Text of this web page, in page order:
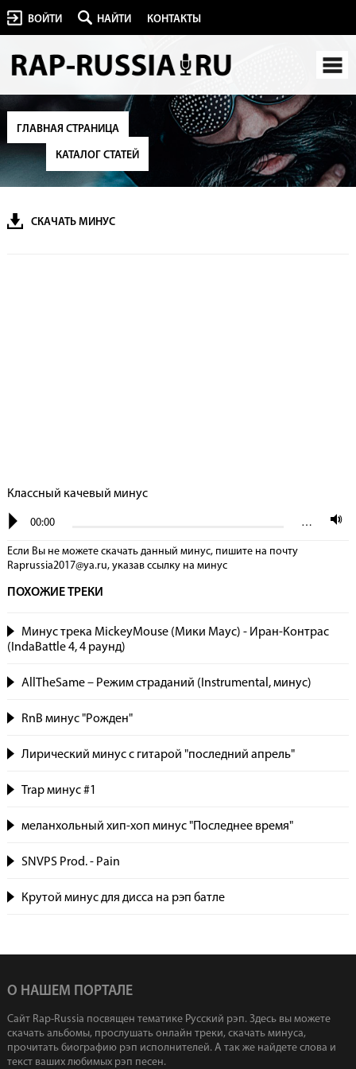
ВОЙТИ НАЙТИ КОНТАКТЫ
ГЛАВНАЯ СТРАНИЦА
КАТАЛОГ СТАТЕЙ
СКАЧАТЬ МИНУС
Классный качевый минус
00:00 …
Если Вы не можете скачать данный минус, пишите на почту
Raprussia2017@ya.ru, указав сcылку на минус
ПОХОЖИЕ ТРЕКИ
Минус трека MickeyMouse (Мики Маус) - Иран-Контрас
(IndaBattle 4, 4 раунд)
AllTheSame – Режим страданий (Instrumental, минус)
RnB минус "Рожден"
Лирический минус с гитарой "последний апрель"
Trap минус #1
меланхольный хип-хоп минус "Последнее время"
SNVPS Prod. - Pain
Крутой минус для дисса на рэп батле
О НАШЕМ ПОРТАЛЕ
Сайт Rap-Russia посвящен тематике Русский рэп. Здесь вы можете
скачать альбомы, прослушать онлайн треки, скачать минуса,
прочитать биографию рэп исполнителей. А так же найдете слова и
текст ваших любимых рэп песен.